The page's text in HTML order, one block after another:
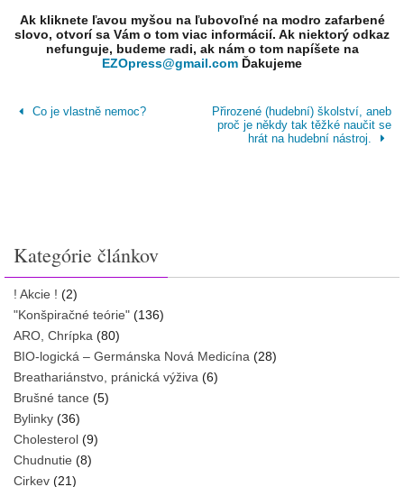
Ak kliknete ľavou myšou na ľubovoľné na modro zafarbené
slovo, otvorí sa Vám o tom viac informácií. Ak niektorý odkaz
nefunguje, budeme radi, ak nám o tom napíšete na
EZOpress@gmail.com Ďakujeme
Co je vlastně nemoc?
Přirozené (hudební) školství, aneb
proč je někdy tak těžké naučit se
hrát na hudební nástroj.
Kategórie článkov
! Akcie ! (2)
"Konšpiračné teórie" (136)
ARO, Chrípka (80)
BIO-logická – Germánska Nová Medicína (28)
Breathariánstvo, pránická výživa (6)
Brušné tance (5)
Bylinky (36)
Cholesterol (9)
Chudnutie (8)
Cirkev (21)